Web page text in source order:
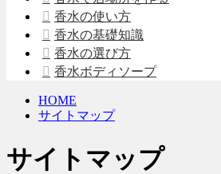
香水の使い方
香水の基礎知識
香水の選び方
香水ボディソープ
HOME
サイトマップ
サイトマップ